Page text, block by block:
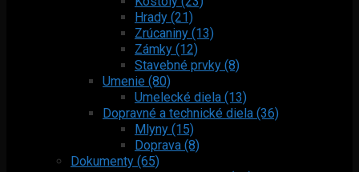
Hrady (21)
Zrúcaniny (13)
Zámky (12)
Stavebné prvky (8)
Umenie (80)
Umelecké diela (13)
Dopravné a technické diela (36)
Mlyny (15)
Doprava (8)
Dokumenty (65)